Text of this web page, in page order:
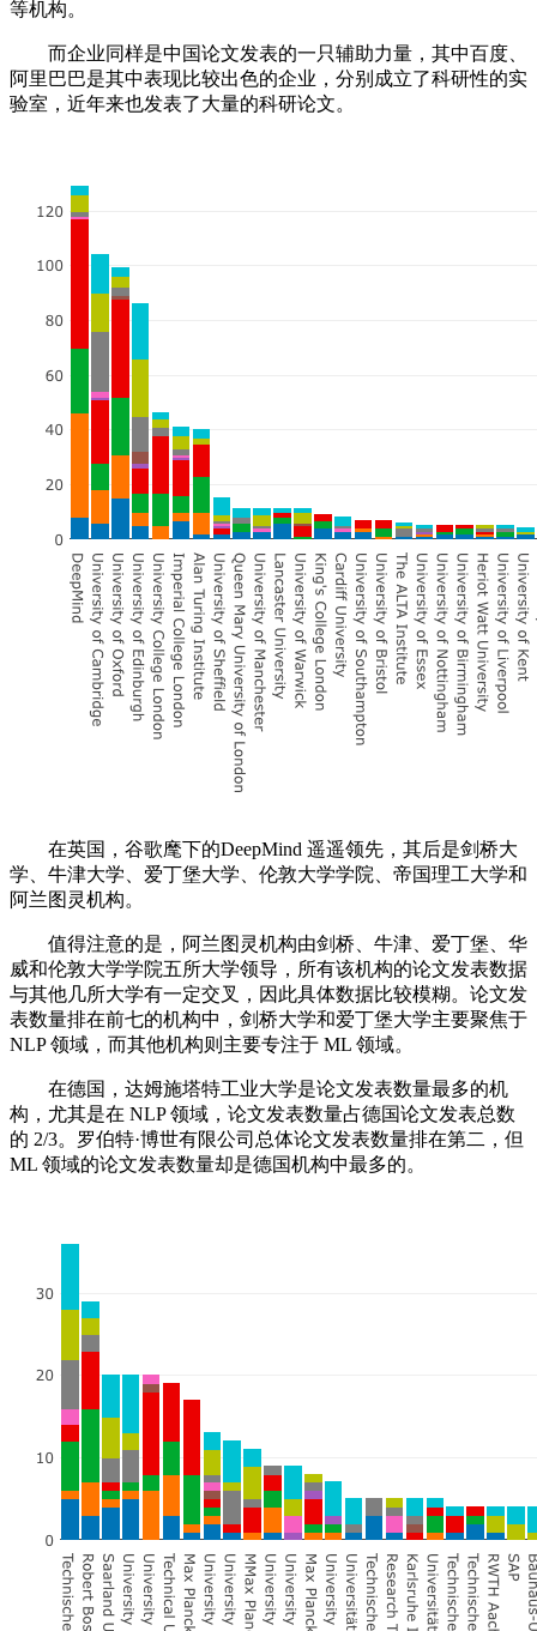
等机构。
而企业同样是中国论文发表的一只辅助力量，其中百度、
阿里巴巴是其中表现比较出色的企业，分别成立了科研性的实
验室，近年来也发表了大量的科研论文。
在英国，谷歌麾下的DeepMind 遥遥领先，其后是剑桥大
学、牛津大学、爱丁堡大学、伦敦大学学院、帝国理工大学和
阿兰图灵机构。
值得注意的是，阿兰图灵机构由剑桥、牛津、爱丁堡、华
威和伦敦大学学院五所大学领导，所有该机构的论文发表数据
与其他几所大学有一定交叉，因此具体数据比较模糊。论文发
表数量排在前七的机构中，剑桥大学和爱丁堡大学主要聚焦于
NLP 领域，而其他机构则主要专注于 ML 领域。
在德国，达姆施塔特工业大学是论文发表数量最多的机
构，尤其是在 NLP 领域，论文发表数量占德国论文发表总数
的 2/3。罗伯特·博世有限公司总体论文发表数量排在第二，但
ML 领域的论文发表数量却是德国机构中最多的。